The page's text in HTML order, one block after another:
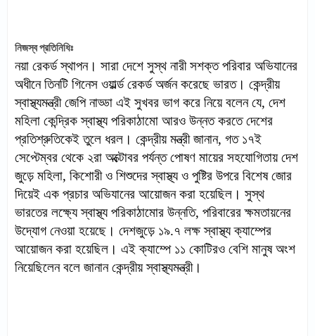
নিজস্ব প্রতিনিধিঃ
নয়া রেকর্ড স্থাপন। সারা দেশে সুস্থ নারী সশক্ত পরিবার অভিযানের
অধীনে তিনটি গিনেস ওয়ার্ল্ড রেকর্ড অর্জন করেছে ভারত। কেন্দ্রীয়
স্বাস্থ্যমন্ত্রী জেপি নাড্ডা এই সুখবর ভাগ করে নিয়ে বলেন যে, দেশ
মহিলা কেন্দ্রিক স্বাস্থ্য পরিকাঠামো আরও উন্নত করতে দেশের
প্রতিশ্রুতিকেই তুলে ধরল। কেন্দ্রীয় মন্ত্রী জানান, গত ১৭ই
সেপ্টেম্বর থেকে ২রা অক্টোবর পর্যন্ত পোষণ মায়ের সহযোগিতায় দেশ
জুড়ে মহিলা, কিশোরী ও শিশুদের স্বাস্থ্য ও পুষ্টির উপরে বিশেষ জোর
দিয়েই এক প্রচার অভিযানের আয়োজন করা হয়েছিল। সুস্থ
ভারতের লক্ষ্যে স্বাস্থ্য পরিকাঠামোর উন্নতি, পরিবারের ক্ষমতায়নের
উদ্যোগ নেওয়া হয়েছে। দেশজুড়ে ১৯.৭ লক্ষ স্বাস্থ্য ক্যাম্পের
আয়োজন করা হয়েছিল। এই ক্যাম্পে ১১ কোটিরও বেশি মানুষ অংশ
নিয়েছিলেন বলে জানান কেন্দ্রীয় স্বাস্থ্যমন্ত্রী।